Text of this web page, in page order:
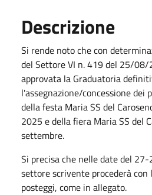
Descrizione
Si rende noto che con
del Settore VI n. 419 del 25/
approvata la Graduatoria
l'assegnazione/concessione dei
della festa Maria SS del
2025 e della fiera Maria SS del
settembre.
Si precisa che nelle date del
settore scrivente procederà con
posteggi, come in allegato.